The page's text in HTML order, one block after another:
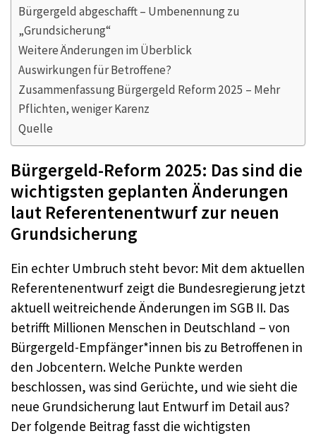
Bürgergeld abgeschafft – Umbenennung zu
„Grundsicherung“
Weitere Änderungen im Überblick
Auswirkungen für Betroffene?
Zusammenfassung Bürgergeld Reform 2025 – Mehr
Pflichten, weniger Karenz
Quelle
Bürgergeld-Reform 2025: Das sind die
wichtigsten geplanten Änderungen
laut Referentenentwurf zur neuen
Grundsicherung
Ein echter Umbruch steht bevor: Mit dem aktuellen
Referentenentwurf zeigt die Bundesregierung jetzt
aktuell weitreichende Änderungen im SGB II. Das
betrifft Millionen Menschen in Deutschland – von
Bürgergeld-Empfänger*innen bis zu Betroffenen in
den Jobcentern. Welche Punkte werden
beschlossen, was sind Gerüchte, und wie sieht die
neue Grundsicherung laut Entwurf im Detail aus?
Der folgende Beitrag fasst die wichtigsten